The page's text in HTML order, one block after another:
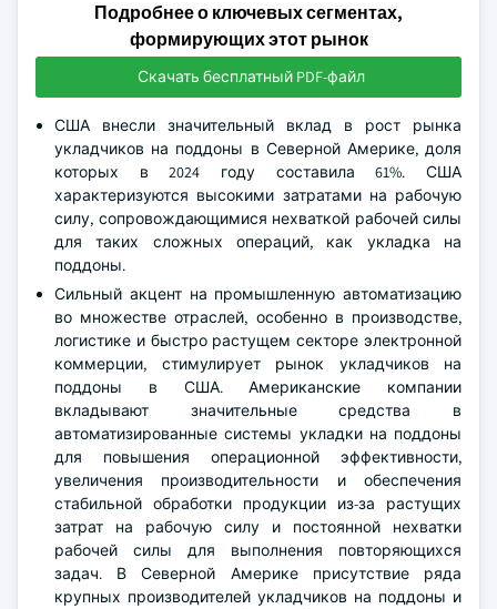
Подробнее о ключевых сегментах,
формирующих этот рынок
Скачать бесплатный PDF-файл
США внесли значительный вклад в рост рынка
укладчиков на поддоны в Северной Америке, доля
которых в 2024 году составила 61%. США
характеризуются высокими затратами на рабочую
силу, сопровождающимися нехваткой рабочей силы
для таких сложных операций, как укладка на
поддоны.
Сильный акцент на промышленную автоматизацию
во множестве отраслей, особенно в производстве,
логистике и быстро растущем секторе электронной
коммерции, стимулирует рынок укладчиков на
поддоны в США. Американские компании
вкладывают значительные средства в
автоматизированные системы укладки на поддоны
для повышения операционной эффективности,
увеличения производительности и обеспечения
стабильной обработки продукции из-за растущих
затрат на рабочую силу и постоянной нехватки
рабочей силы для выполнения повторяющихся
задач. В Северной Америке присутствие ряда
крупных производителей укладчиков на поддоны и